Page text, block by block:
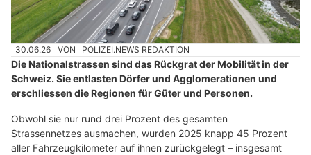
30.06.26 VON POLIZEI.NEWS REDAKTION
Die Nationalstrassen sind das Rückgrat der Mobilität in der
Schweiz. Sie entlasten Dörfer und Agglomerationen und
erschliessen die Regionen für Güter und Personen.
Obwohl sie nur rund drei Prozent des gesamten
Strassennetzes ausmachen, wurden 2025 knapp 45 Prozent
aller Fahrzeugkilometer auf ihnen zurückgelegt – insgesamt